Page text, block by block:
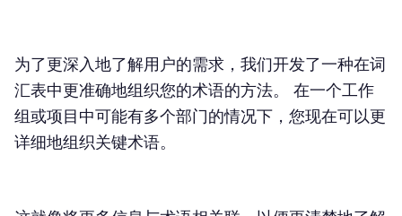
为了更深入地了解用户的需求，我们开发了一种在词
汇表中更准确地组织您的术语的方法。 在一个工作
组或项目中可能有多个部门的情况下，您现在可以更
详细地组织关键术语。